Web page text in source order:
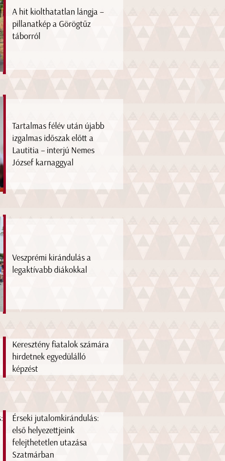
A hit kiolthatatlan lángja –
pillanatkép a Görögtűz
táborról
Tartalmas félév után újabb
izgalmas időszak előtt a
Lautitia – interjú Nemes
József karnaggyal
Veszprémi kirándulás a
legaktívabb diákokkal
Keresztény fiatalok számára
hirdetnek egyedülálló
képzést
Érseki jutalomkirándulás:
első helyezettjeink
felejthetetlen utazása
Szatmárban